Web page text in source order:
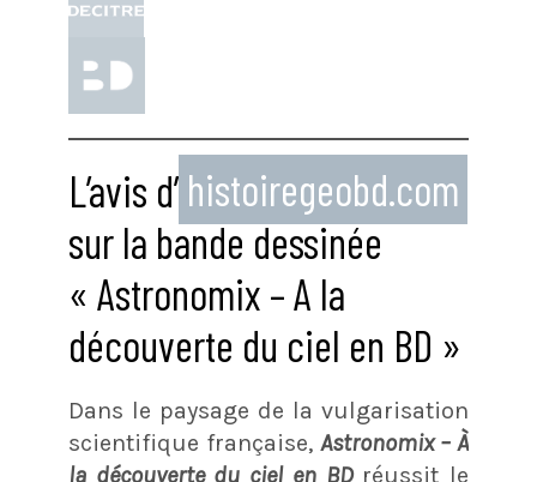
L’avis d’ histoiregeobd.com
sur la bande dessinée
« Astronomix – A la
découverte du ciel en BD »
Dans le paysage de la vulgarisation
scientifique française, Astronomix – À
la découverte du ciel en BD réussit le